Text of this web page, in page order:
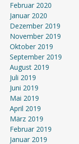
Februar 2020
Januar 2020
Dezember 2019
November 2019
Oktober 2019
September 2019
August 2019
Juli 2019
Juni 2019
Mai 2019
April 2019
März 2019
Februar 2019
Januar 2019